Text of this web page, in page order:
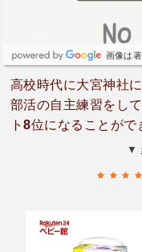
画像は
高校時代に大宮神社
部活の自主練習をし
ト8位になることが
やはり日本の武道と
うに参拝にこられて
▼